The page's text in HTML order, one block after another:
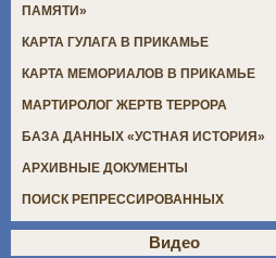
ПАМЯТИ»
КАРТА ГУЛАГА В ПРИКАМЬЕ
КАРТА МЕМОРИАЛОВ В ПРИКАМЬЕ
МАРТИРОЛОГ ЖЕРТВ ТЕРРОРА
БАЗА ДАННЫХ «УСТНАЯ ИСТОРИЯ»
АРХИВНЫЕ ДОКУМЕНТЫ
ПОИСК РЕПРЕССИРОВАННЫХ
Видео